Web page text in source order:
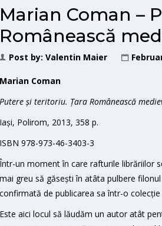
Marian Coman –
Românească
Post by: Valentin Maier
Marian Coman
Putere și teritoriu. Țara Românească
Iași, Polirom, 2013, 358 p.
ISBN 978-973-46-3403-3
Într-un moment în care rafturile librăriilor
mai greu să găsești în atâta pulbere
confirmată de publicarea sa într-o
Este aici locul să lăudăm un autor atât